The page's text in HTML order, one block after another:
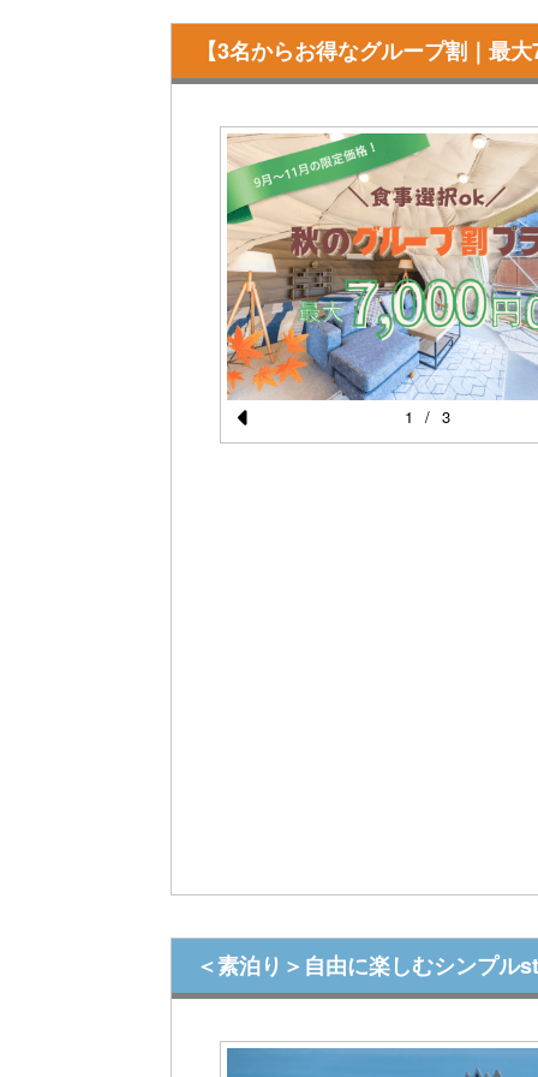
【3名からお得なグループ割｜最
Pr
1 / 3
＜素泊り＞自由に楽しむシンプル